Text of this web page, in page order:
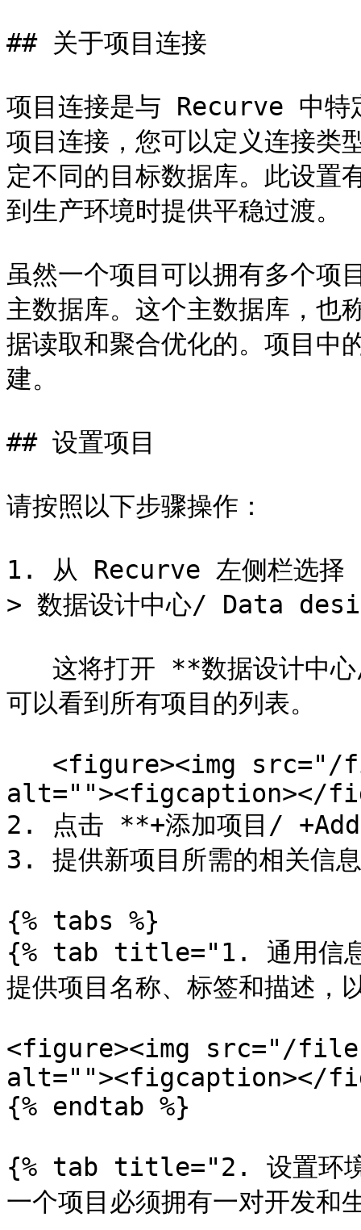
## 关于项目连接
项目连接是与 Recurve 中特
项目连接，您可以定义连接
定不同的目标数据库。此设置
到生产环境时提供平稳过渡。
虽然一个项目可以拥有多个项
主数据库。这个主数据库，
据读取和聚合优化的。项目中
建。
## 设置项目
请按照以下步骤操作：
1. 从 Recurve 左侧栏选
> 数据设计中心/ Data
可以看到所有项目的列表。
alt=""><figcaption></
2. 点击 **+添加项目/
3. 提供新项目所需的相关信
{% tabs %}
{% tab title="1. 通用信
提供项目名称、标签和描述，
<figure><img src="/files/
alt=""><figcaption></
{% endtab %}
{% tab title="2. 设置环
一个项目必须拥有一对开发和